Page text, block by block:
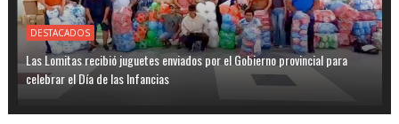
DESTACADOS
Las Lomitas recibió juguetes enviados por el Gobierno provincial para
celebrar el Día de las Infancias